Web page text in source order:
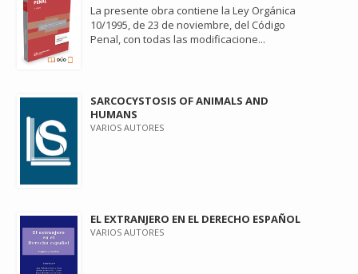
La presente obra contiene la Ley Orgánica
10/1995, de 23 de noviembre, del Código
Penal, con todas las modificacione...
SARCOCYSTOSIS OF ANIMALS AND
HUMANS
VARIOS AUTORES
EL EXTRANJERO EN EL DERECHO ESPAÑOL
VARIOS AUTORES